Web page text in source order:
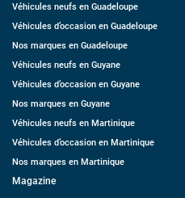
Véhicules neufs en Guadeloupe
Véhicules d’occasion en Guadeloupe
Nos marques en Guadeloupe
Véhicules neufs en Guyane
Véhicules d’occasion en Guyane
Nos marques en Guyane
Véhicules neufs en Martinique
Véhicules d’occasion en Martinique
Nos marques en Martinique
Magazine